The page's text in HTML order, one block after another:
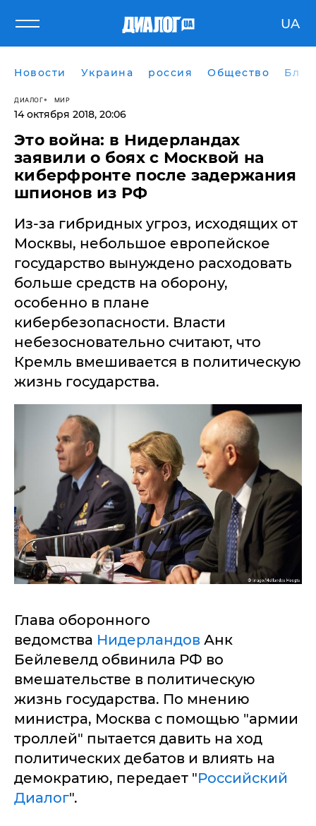
UA
Новости Украина россия Общество
ДИАЛОГ МИР
14 октября 2018, 20:06
Это война: в Нидерландах
заявили о боях с Москвой на
киберфронте после задержания
шпионов из РФ
Из-за гибридных угроз, исходящих от
Москвы, небольшое европейское
государство вынуждено расходовать
больше средств на оборону,
особенно в плане
кибербезопасности. Власти
небезосновательно считают, что
Кремль вмешивается в политическую
жизнь государства.
Глава оборонного
ведомства Нидерландов Анк
Бейлевелд обвинила РФ во
вмешательстве в политическую
жизнь государства. По мнению
министра, Москва с помощью "армии
троллей" пытается давить на ход
политических дебатов и влиять на
демократию, передает "Российский
Диалог".